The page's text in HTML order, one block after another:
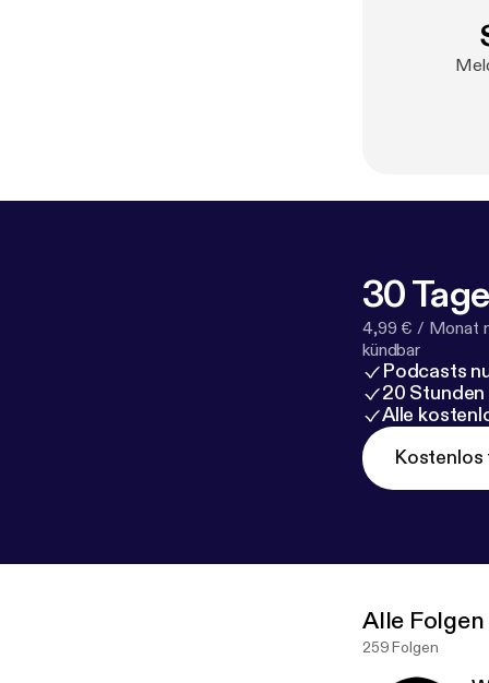
30
4,99 € / Monat
kündbar
Podcasts
20
Alle
Kostenlos
Alle Folgen
259 Folgen